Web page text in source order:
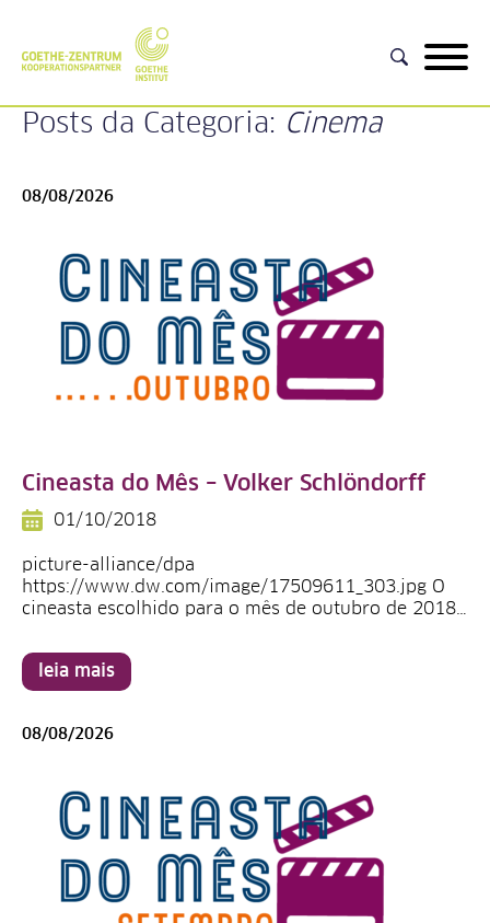
Posts da Categoria: Cinema
08/08/2026
Cineasta do Mês – Volker Schlöndorff
01/10/2018
picture-alliance/dpa
https://www.dw.com/image/17509611_303.jpg O
cineasta escolhido para o mês de outubro de 2018…
leia mais
08/08/2026